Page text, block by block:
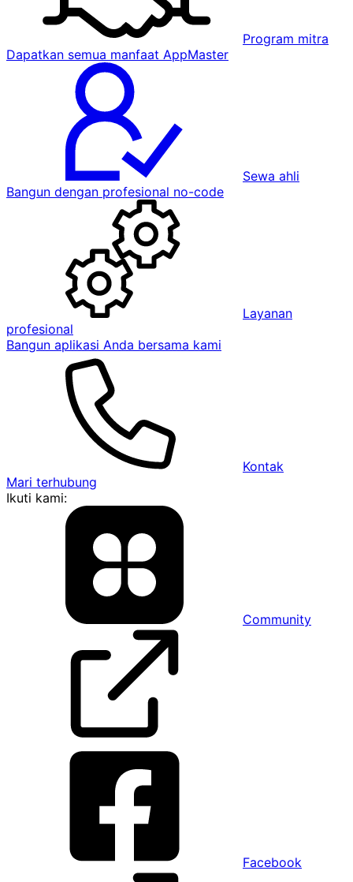
Program mitra
Dapatkan semua manfaat AppMaster
Sewa ahli
Bangun dengan profesional no-code
Layanan
profesional
Bangun aplikasi Anda bersama kami
Kontak
Mari terhubung
Ikuti kami:
Community
Facebook